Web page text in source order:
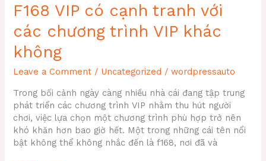
có
trúng
không?
Review
thực
F168 VIP có cạnh tranh với
các chương trình VIP khác
không
Leave a Comment / Uncategorized /wordpressauto
Trong bối cảnh ngày càng nhiều nhà cái đang tập trung
phát triển các chương trình VIP nhằm thu hút người
chơi, việc lựa chọn một chương trình phù hợp trở nên
khó khăn hơn bao giờ hết. Một trong những cái tên nổi
bật không thể không nhắc đến là f168, nơi đã và